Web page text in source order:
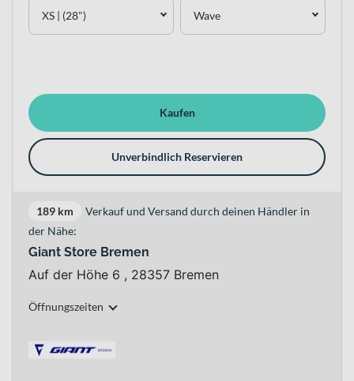
XS | (28") Wave
Kaufen
Unverbindlich Reservieren
189 km
Verkauf und Versand durch deinen Händler in
der Nähe:
Giant Store Bremen
Auf der Höhe 6 , 28357 Bremen
Öffnungszeiten